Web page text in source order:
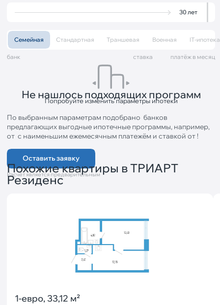
30 лет
По выбранным параметрам подобрано банков
предлагающих выгодные ипотечные программы, например,
от с наименьшим ежемесячным платежём и ставкой от !
Оставить заявку
Расчёт является предварительным
Семейная Стандартная Траншевая Военная IT-ипотека
банк cтавка платёж в месяц
Не нашлось подходящих программ
Попробуйте изменить параметры ипотеки
Похожие квартиры в ТРИАРТ
Резиденс
1-евро, 33,12 м²